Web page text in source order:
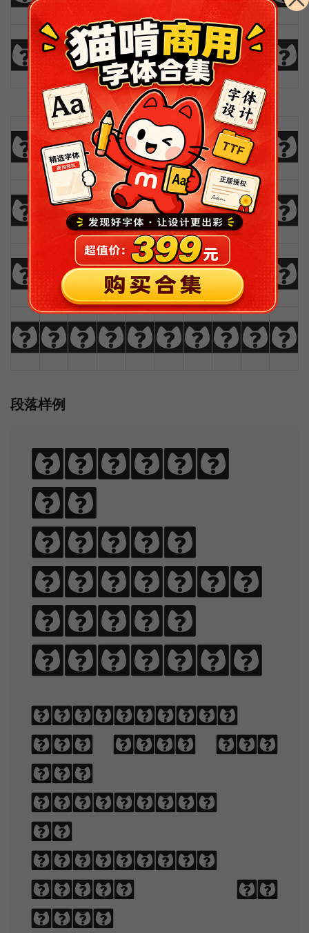
uvwxyzÄÅÆÇ
0123456789
! @#$%^&*()
_+-={}|[]?
:;"'<>,./\
段落样例
Sphinx
of
black
quartz,
judge
my vow.
Typography
is the art
and
technique
of
arranging
type to
make